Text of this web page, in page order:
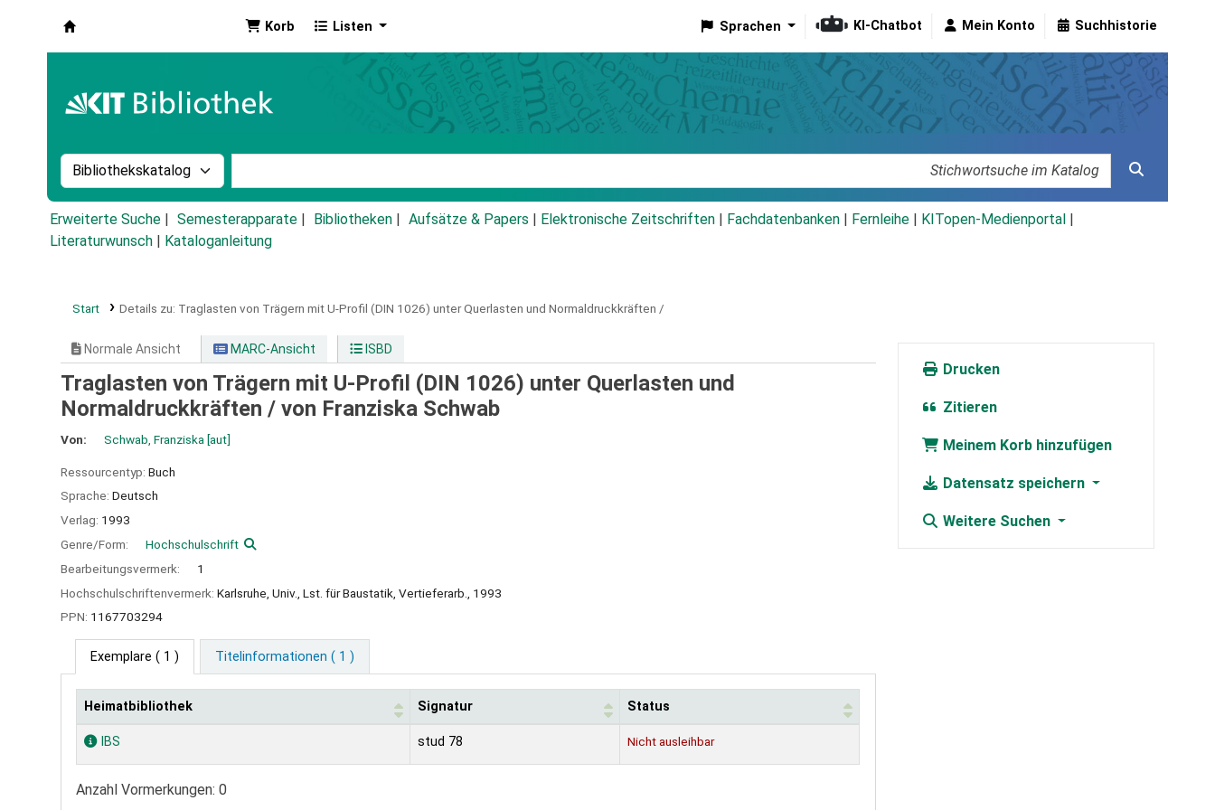
Korb Listen Sprachen KI-Chatbot Mein Konto Suchhistorie
Suche im Katalog nach:
Erweiterte Suche Semesterapparate Bibliotheken Aufsätze & Papers Elektronische Zeitschriften Fachdatenbanken Fernleihe KITopen-Medienportal
Literaturwunsch
Kataloganleitung
Start Details zu: Traglasten von Trägern mit U-Profil (DIN 1026) unter Querlasten und Normaldruckkräften /
Normale Ansicht MARC-Ansicht ISBD
Traglasten von Trägern mit U-Profil (DIN 1026) unter Querlasten und
Normaldruckkräften / von Franziska Schwab
Von: Schwab, Franziska [aut]
Ressourcentyp: Buch
Sprache: Deutsch
Verlag: 1993
Genre/Form:
Hochschulschrift
Bearbeitungsvermerk:
1
Hochschulschriftenvermerk: Karlsruhe, Univ., Lst. für Baustatik, Vertieferarb., 1993
PPN: 1167703294
Exemplare ( 1 ) Titelinformationen ( 1 )
Exemplare
Heimatbibliothek Signatur Status
IBS stud 78 Nicht ausleihbar
Anzahl Vormerkungen: 0
Drucken
Zitieren
Meinem Korb hinzufügen
Datensatz speichern
Weitere Suchen